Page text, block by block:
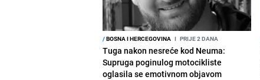
/BOSNA I HERCEGOVINA I PRIJE 2 DANA
Tuga nakon nesreće kod Neuma:
Supruga poginulog motocikliste
oglasila se emotivnom objavom